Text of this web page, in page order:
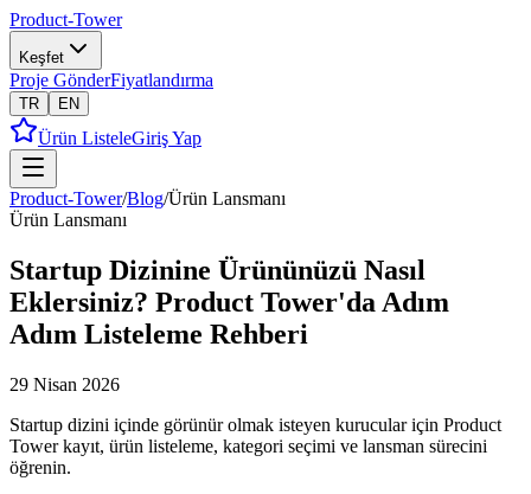
Product-Tower
Keşfet
Proje GönderFiyatlandırma
TR EN
Ürün ListeleGiriş Yap
Product-Tower/Blog/Ürün Lansmanı
Ürün Lansmanı
Startup Dizinine Ürününüzü Nasıl
Eklersiniz? Product Tower'da Adım
Adım Listeleme Rehberi
29 Nisan 2026
Startup dizini içinde görünür olmak isteyen kurucular için Product
Tower kayıt, ürün listeleme, kategori seçimi ve lansman sürecini
öğrenin.